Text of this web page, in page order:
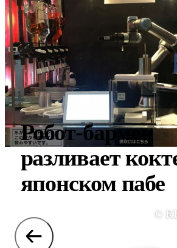
Робот-бармен
разливает
японском пабе
©